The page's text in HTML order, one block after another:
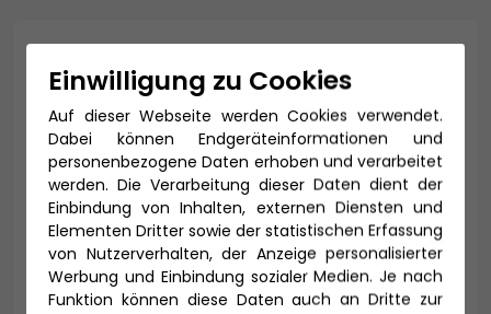
Titel
Vorname * Nachname *
Einwilligung zu Cookies
Auf dieser Webseite werden Cookies verwendet.
Dabei können Endgeräteinformationen und
personenbezogene Daten erhoben und verarbeitet
werden. Die Verarbeitung dieser Daten dient der
Einbindung von Inhalten, externen Diensten und
Elementen Dritter sowie der statistischen Erfassung
von Nutzerverhalten, der Anzeige personalisierter
Werbung und Einbindung sozialer Medien. Je nach
Funktion können diese Daten auch an Dritte zur